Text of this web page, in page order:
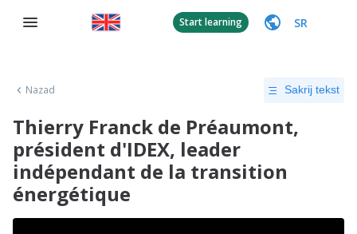
Start learning SR
Nazad Sakrij tekst
Thierry Franck de Préaumont,
président d'IDEX, leader
indépendant de la transition
énergétique